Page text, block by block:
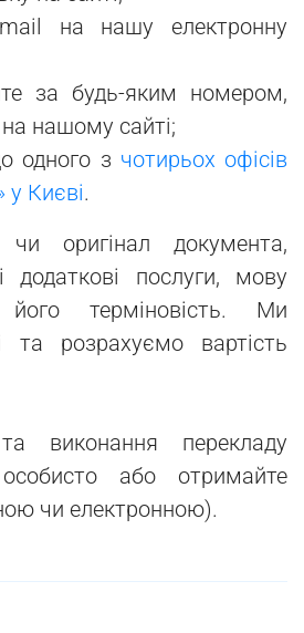
на нашу електронну
за будь-яким номером,
нашому сайті;
одного з чотирьох офісів
у Києві.
оригінал документа,
додаткові послуги, мову
терміновість. Ми
та розрахуємо вартість
виконання перекладу
або отримайте
чи електронною).